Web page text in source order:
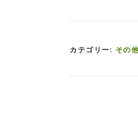
カテゴリー: その